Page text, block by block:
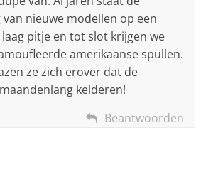
nieuwe modellen op een
pitje en tot slot krijgen we
amerikaanse spullen.
ze zich erover dat de
kelderen!
Beantwoorden